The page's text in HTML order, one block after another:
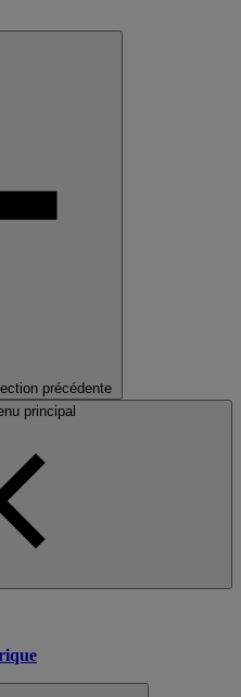
précédente
principal